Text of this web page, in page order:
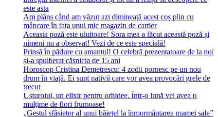
este asta
Am plâns când am văzut azi dimineață acest coș plin cu
mâncare în fața unui mic magazin de cartier
Aceasta poză este uluitoare! Sora mea a făcut această poză și
nimeni nu a observat! Vezi de ce este specială!
Prinsă în pădure cu amantul! O celebră prezentatoare de la noi
și-a spulberat căsnicia de 15 ani
Horoscop Cristina Demetrescu: 4 zodii pornesc pe un nou
drum în viață. Ei sunt nativii care vor avea provocări grele de
trecut
Usturoiul, un elixir pentru orhidee. Într-o lună vei avea o
mulţime de flori frumoase!
„Gestul sfâșietor al unui băiețel la înmormântarea mamei sale”